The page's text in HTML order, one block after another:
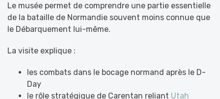
Le musée permet de comprendre une partie essentielle
de la bataille de Normandie souvent moins connue que
le Débarquement lui-même.
La visite explique :
les combats dans le bocage normand après le D-
Day
le rôle stratégique de Carentan reliant Utah